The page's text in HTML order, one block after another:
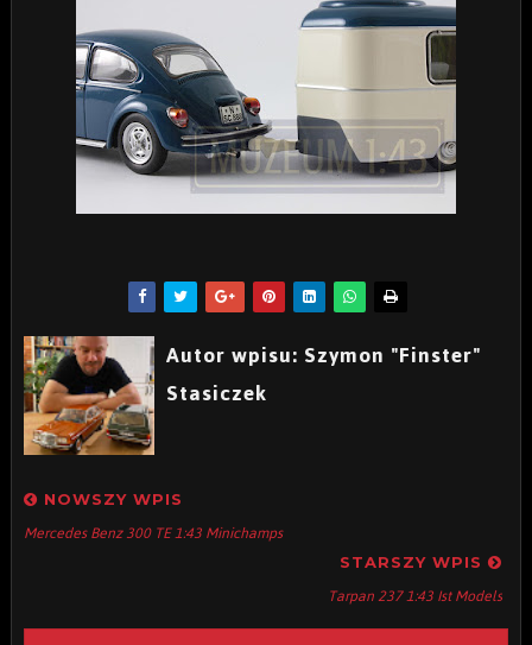
Autor wpisu: Szymon "Finster"
Stasiczek
NOWSZY WPIS
Mercedes Benz 300 TE 1:43 Minichamps
STARSZY WPIS
Tarpan 237 1:43 Ist Models